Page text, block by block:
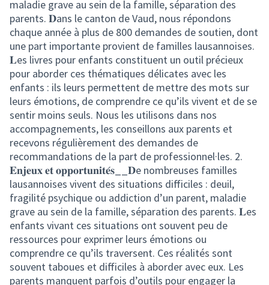
maladie grave au sein de la famille, séparation des
parents. 𝐃ans le canton de Vaud, nous répondons
chaque année à plus de 800 demandes de soutien, dont
une part importante provient de familles lausannoises.
𝐋es livres pour enfants constituent un outil précieux
pour aborder ces thématiques délicates avec les
enfants : ils leurs permettent de mettre des mots sur
leurs émotions, de comprendre ce qu’ils vivent et de se
sentir moins seuls. Nous les utilisons dans nos
accompagnements, les conseillons aux parents et
recevons régulièrement des demandes de
recommandations de la part de professionnel·les. 2.
𝐄𝐧𝐣𝐞𝐮𝐱 𝐞𝐭 𝐨𝐩𝐩𝐨𝐫𝐭𝐮𝐧𝐢𝐭𝐞́𝐬__𝐃e nombreuses familles
lausannoises vivent des situations difficiles : deuil,
fragilité psychique ou addiction d’un parent, maladie
grave au sein de la famille, séparation des parents. 𝐋es
enfants vivant ces situations ont souvent peu de
ressources pour exprimer leurs émotions ou
comprendre ce qu’ils traversent. Ces réalités sont
souvent taboues et difficiles à aborder avec eux. Les
parents manquent parfois d’outils pour engager la